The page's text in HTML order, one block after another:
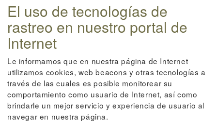
El uso de tecnologías de
rastreo en nuestro portal de
Internet
Le informamos que en nuestra página de Internet
utilizamos cookies, web beacons y otras tecnologías a
través de las cuales es posible monitorear su
comportamiento como usuario de Internet, así como
brindarle un mejor servicio y experiencia de usuario al
navegar en nuestra página.